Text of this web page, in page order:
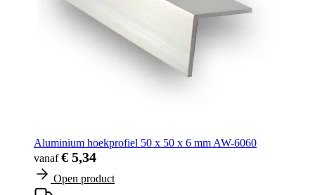
Aluminium hoekprofiel 50 x 50 x 6 mm AW-6060
vanaf€ 5,34
Open product